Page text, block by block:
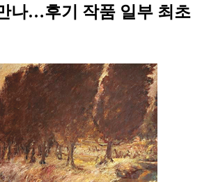
나…후기 작품 일부 최초